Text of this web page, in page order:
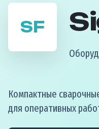
SF
Компактные
для оперативных